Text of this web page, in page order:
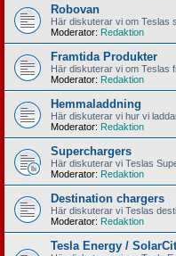
Robovan
Här diskuterar vi om Teslas
Moderator: Redaktion
Framtida Produkter
Här diskuterar vi om Teslas
Moderator: Redaktion
Hemmaladdning
Här diskuterar vi hur vi
Moderator: Redaktion
Superchargers
Här diskuterar vi Teslas
Moderator: Redaktion
Destination chargers
Här diskuterar vi Teslas
Moderator: Redaktion
Tesla Energy /